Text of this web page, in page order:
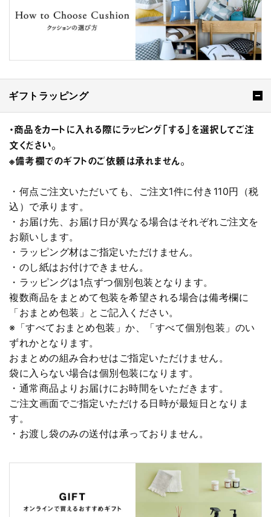
ギフトラッピング
・商品をカートに入れる際にラッピング「する」を選択してご注
文ください。
※備考欄でのギフトのご依頼は承れません。
・何点ご注文いただいても、ご注文1件に付き110円（税
込）で承ります。
・お届け先、お届け日が異なる場合はそれぞれご注文を
お願いします。
・ラッピング材はご指定いただけません。
・のし紙はお付けできません。
・ラッピングは1点ずつ個別包装となります。
複数商品をまとめて包装を希望される場合は備考欄に
「おまとめ包装」とご記入ください。
※「すべておまとめ包装」か、「すべて個別包装」のい
ずれかとなります。
おまとめの組み合わせはご指定いただけません。
袋に入らない場合は個別包装になります。
・通常商品よりお届けにお時間をいただきます。
ご注文画面でご指定いただける日時が最短日となりま
す。
・お渡し袋のみの送付は承っておりません。